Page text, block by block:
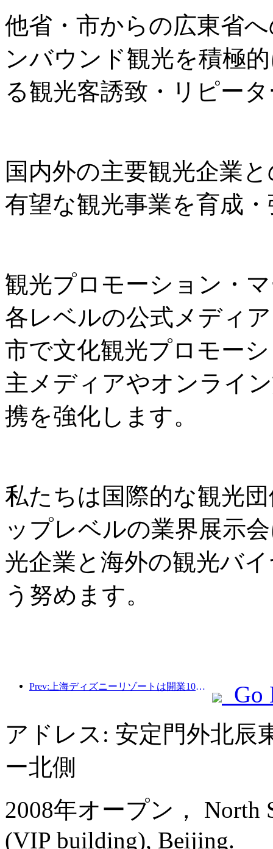
他省・市からの広東省
ンバウンド観光を積極
る観光客誘致・リピー
国内外の主要観光企業
有望な観光事業を育成
観光プロモーション・
各レベルの公式メディ
市で文化観光プロモー
主メディアやオンライ
携を強化します。
私たちは国際的な観光
ップレベルの業界展示
光企業と海外の観光バ
う努めます。
Prev:上海ディズニーリゾートは開業10周年を迎え、これまでに1億人以上の来場者数を記録した。
Go
アドレス: 安定門外北辰
ー北側
2008年オープン， North
(VIP building), Beijing.